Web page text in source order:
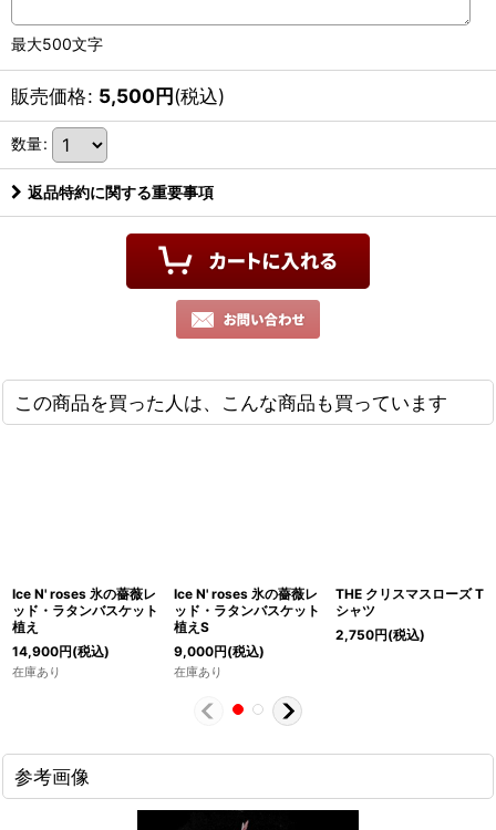
最大500文字
販売価格: 5,500円(税込)
数量:
返品特約に関する重要事項
この商品を買った人は、こんな商品も買っています
Ice N' roses 氷の薔薇レ
ッド・ラタンバスケット
植え
14,900円(税込)
在庫あり
Ice N' roses 氷の薔薇レ
ッド・ラタンバスケット
植えS
9,000円(税込)
在庫あり
THE クリスマスローズ T
シャツ
2,750円(税込)
参考画像